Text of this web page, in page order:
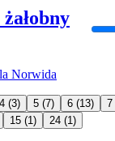
Norwida
4 (3) 5 (7) 6 (13) 7
15 (1) 24 (1)